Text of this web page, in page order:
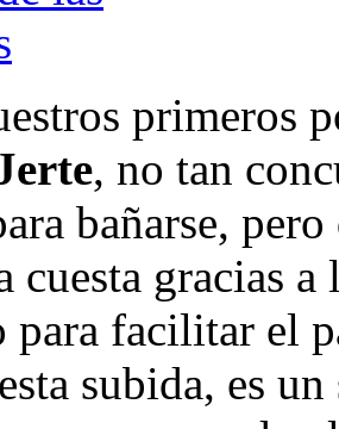
primeros
, no tan
bañarse,
cuesta gracias
para facilitar el
subida, es